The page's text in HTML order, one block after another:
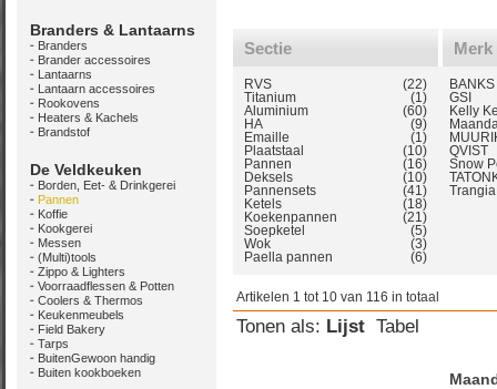
Branders & Lantaarns
Branders
Brander accessoires
Lantaarns
Lantaarn accessoires
Rookovens
Heaters & Kachels
Brandstof
De Veldkeuken
Borden, Eet- & Drinkgerei
Pannen
Koffie
Kookgerei
Messen
(Multi)tools
Zippo & Lighters
Voorraadflessen & Potten
Coolers & Thermos
Keukenmeubels
Field Bakery
Tarps
BuitenGewoon handig
Buiten kookboeken
Sectie
RVS
(22)
Titanium
(1)
Aluminium
(60)
HA
(9)
Emaille
(1)
Plaatstaal
(10)
Pannen
(16)
Deksels
(10)
Pannensets
(41)
Ketels
(18)
Koekenpannen
(21)
Soepketel
(5)
Wok
(3)
Paella pannen
(6)
Merk
GSI
Kelly
QVIST
Snow
Trangia
Artikelen 1 tot 10 van 116 in totaal
Tonen als: Lijst Tabel